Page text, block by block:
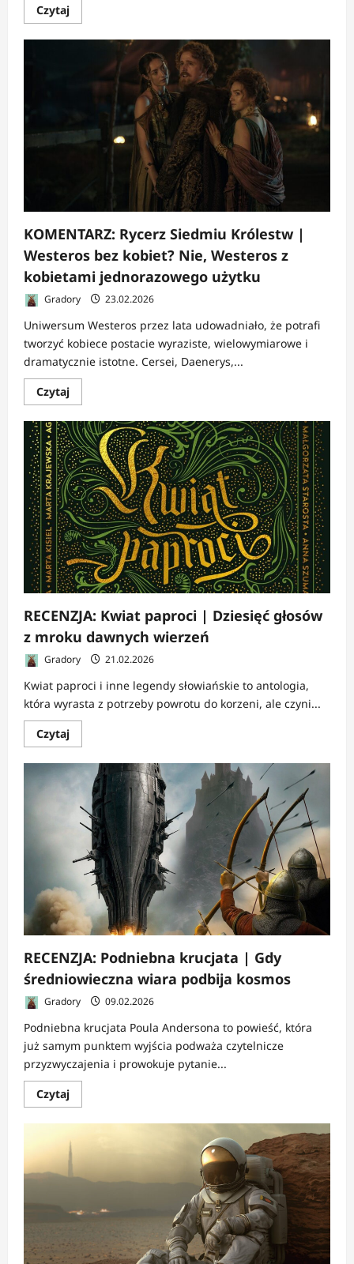
CzytajDowiedz
się
o
Diabelstwó
a
groby
KOMENTARZ: Rycerz Siedmiu Królestw |
Westeros bez kobiet? Nie, Westeros z
kobietami jednorazowego użytku
Gradory 23.02.2026
Uniwersum Westeros przez lata udowadniało, że potrafi
tworzyć kobiece postacie wyraziste, wielowymiarowe i
dramatycznie istotne. Cersei, Daenerys,...
CzytajDowiedz
się
o
KOMENTARZ:
Rycerz
Siedmiu
Królestw
|
Westeros
bez
kobiet?
Nie,
Westeros
z
kobietami
jednorazowego
użytku
RECENZJA: Kwiat paproci | Dziesięć głosów
z mroku dawnych wierzeń
Gradory 21.02.2026
Kwiat paproci i inne legendy słowiańskie to antologia,
która wyrasta z potrzeby powrotu do korzeni, ale czyni...
CzytajDowiedz
się
o
RECENZJA:
Kwiat
paproci
Dziesięć
głosów
mroku
dawnych
wierzeń
RECENZJA: Podniebna krucjata | Gdy
średniowieczna wiara podbija kosmos
Gradory 09.02.2026
Podniebna krucjata Poula Andersona to powieść, która
już samym punktem wyjścia podważa czytelnicze
przyzwyczajenia i prowokuje pytanie...
CzytajDowiedz
się
o
RECENZJA:
Podniebna
krucjata
|
Gdy
podbija
kosmos